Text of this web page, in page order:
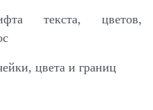
текста, цветов,
цвета и границ